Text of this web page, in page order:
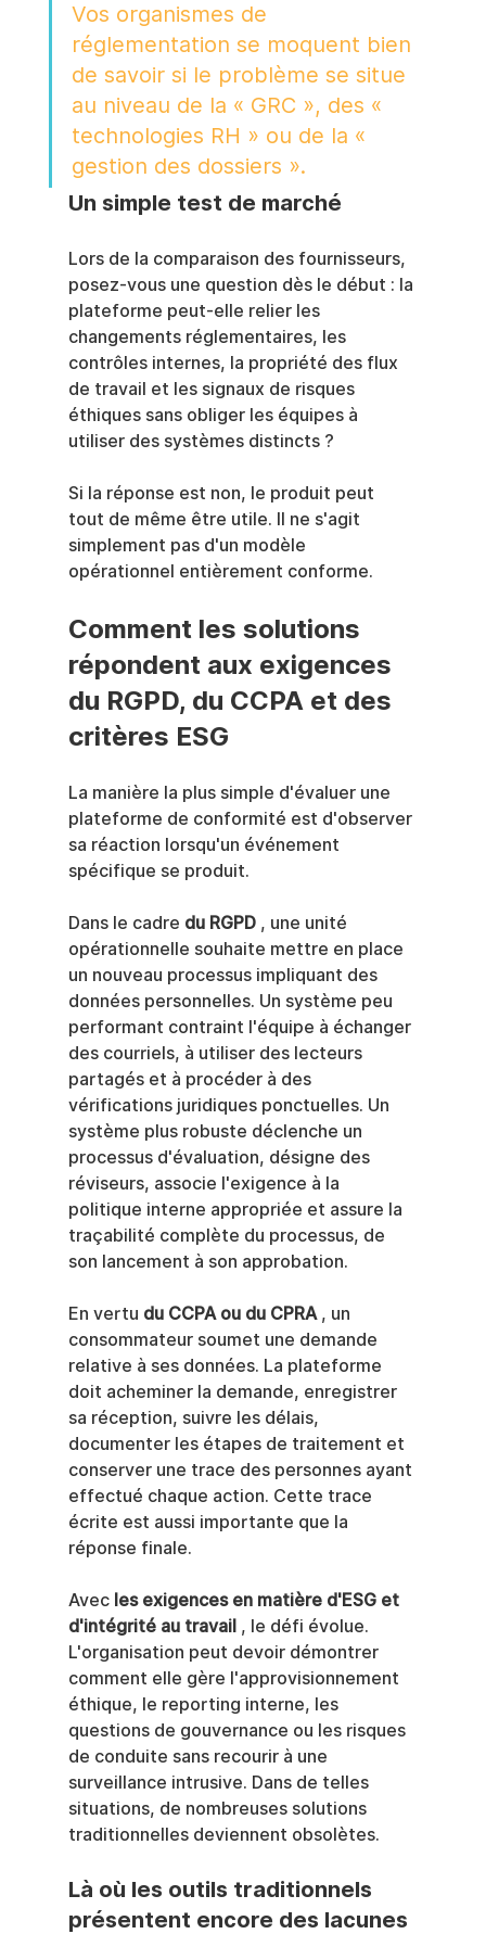
Vos organismes de
réglementation se moquent bien
de savoir si le problème se situe
au niveau de la « GRC », des «
technologies RH » ou de la «
gestion des dossiers ».
Un simple test de marché
Lors de la comparaison des fournisseurs,
posez-vous une question dès le début : la
plateforme peut-elle relier les
changements réglementaires, les
contrôles internes, la propriété des flux
de travail et les signaux de risques
éthiques sans obliger les équipes à
utiliser des systèmes distincts ?
Si la réponse est non, le produit peut
tout de même être utile. Il ne s'agit
simplement pas d'un modèle
opérationnel entièrement conforme.
Comment les solutions
répondent aux exigences
du RGPD, du CCPA et des
critères ESG
La manière la plus simple d'évaluer une
plateforme de conformité est d'observer
sa réaction lorsqu'un événement
spécifique se produit.
Dans le cadre du RGPD , une unité
opérationnelle souhaite mettre en place
un nouveau processus impliquant des
données personnelles. Un système peu
performant contraint l'équipe à échanger
des courriels, à utiliser des lecteurs
partagés et à procéder à des
vérifications juridiques ponctuelles. Un
système plus robuste déclenche un
processus d'évaluation, désigne des
réviseurs, associe l'exigence à la
politique interne appropriée et assure la
traçabilité complète du processus, de
son lancement à son approbation.
En vertu du CCPA ou du CPRA , un
consommateur soumet une demande
relative à ses données. La plateforme
doit acheminer la demande, enregistrer
sa réception, suivre les délais,
documenter les étapes de traitement et
conserver une trace des personnes ayant
effectué chaque action. Cette trace
écrite est aussi importante que la
réponse finale.
Avec les exigences en matière d'ESG et
d'intégrité au travail , le défi évolue.
L'organisation peut devoir démontrer
comment elle gère l'approvisionnement
éthique, le reporting interne, les
questions de gouvernance ou les risques
de conduite sans recourir à une
surveillance intrusive. Dans de telles
situations, de nombreuses solutions
traditionnelles deviennent obsolètes.
Là où les outils traditionnels
présentent encore des lacunes